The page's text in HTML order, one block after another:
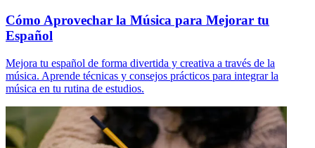
Cómo Aprovechar la Música para Mejorar tu
Español
Mejora tu español de forma divertida y creativa a través de la
música. Aprende técnicas y consejos prácticos para integrar la
música en tu rutina de estudios.